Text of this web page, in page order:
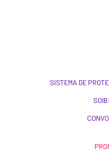
SISTEMA DE